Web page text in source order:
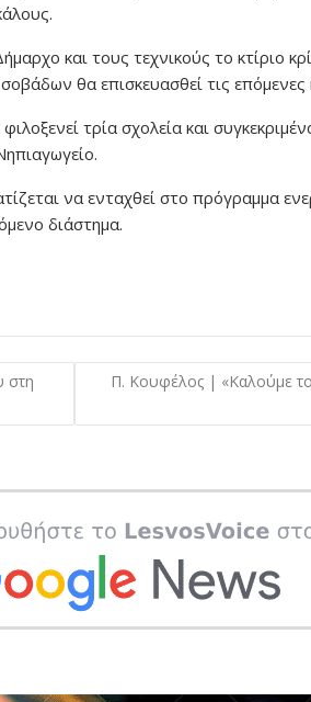
και τους τεχνικούς το κτίριο
θα επισκευασθεί τις επόμενες
τρία σχολεία και
να ενταχθεί στο πρόγραμμα
διάστημα.
στη
Π. Κουφέλος | «Καλούμε